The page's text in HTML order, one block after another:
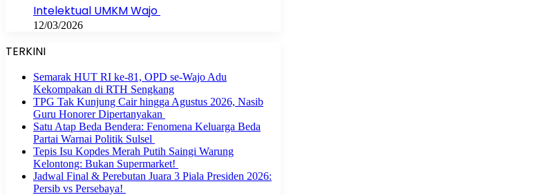
Intelektual UMKM Wajo
12/03/2026
TERKINI
Semarak HUT RI ke-81, OPD se-Wajo Adu
Kekompakan di RTH Sengkang
TPG Tak Kunjung Cair hingga Agustus 2026, Nasib
Guru Honorer Dipertanyakan
Satu Atap Beda Bendera: Fenomena Keluarga Beda
Partai Warnai Politik Sulsel
Tepis Isu Kopdes Merah Putih Saingi Warung
Kelontong: Bukan Supermarket!
Jadwal Final & Perebutan Juara 3 Piala Presiden 2026:
Persib vs Persebaya!